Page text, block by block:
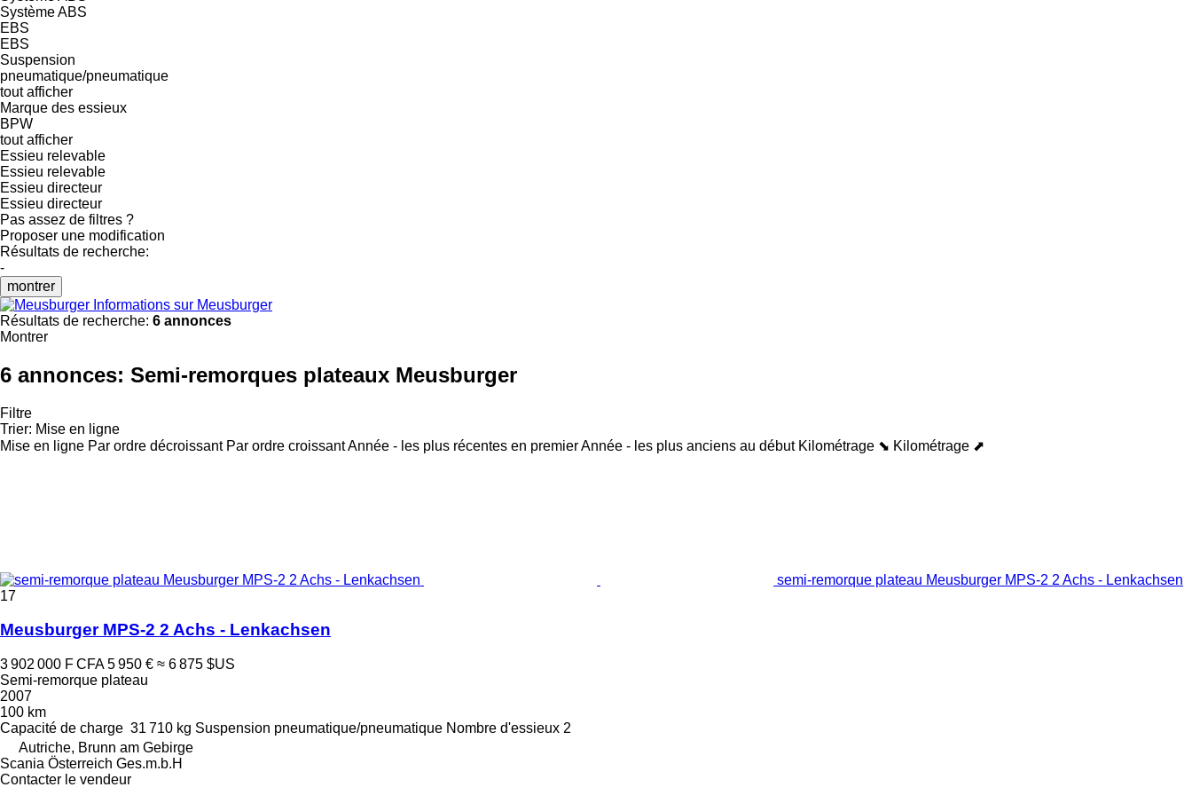
Système ABS
EBS
EBS
Suspension
pneumatique/pneumatique
tout afficher
Marque des essieux
BPW
tout afficher
Essieu relevable
Essieu relevable
Essieu directeur
Essieu directeur
Pas assez de filtres ?
Proposer une modification
Résultats de recherche:
-
montrer
Informations sur Meusburger
Résultats de recherche: 6 annonces
Montrer
6 annonces: Semi-remorques plateaux Meusburger
Filtre
Trier: Mise en ligne
Mise en ligne Par ordre décroissant Par ordre croissantAnnée - les plus récentes en premierAnnée - les plus anciens au début Kilométrage ⬊ Kilométrage ⬈
semi-remorque plateau Meusburger MPS-2 2 Achs - Lenkachsen
17
Meusburger MPS-2 2 Achs - Lenkachsen
3 902 000 F CFA 5 950 € ≈ 6 875 $US
Semi-remorque plateau
2007
100 km
Capacité de charge 31 710 kg Suspension pneumatique/pneumatique Nombre d'essieux 2
Autriche, Brunn am Gebirge
Scania Österreich Ges.m.b.H
Contacter le vendeur